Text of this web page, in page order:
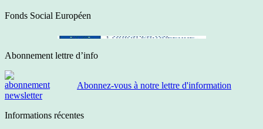
Fonds Social Européen
Abonnement lettre d’info
Abonnez-vous à notre lettre d'information
Informations récentes